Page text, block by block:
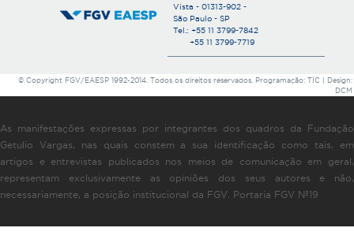
Vista - 01313-902 -
São Paulo - SP
Tel.: +55 11 3799-7842
+55 11 3799-7719
© Copyright FGV/EAESP 1992-2014. Todos os direitos reservados. Programação: TIC | Design:
DCM
As manifestações expressas por integrantes dos quadros da Fundação
Getulio Vargas, nas quais constem a sua identificação como tais, em
artigos e entrevistas publicados nos meios de comunicação em geral,
representam exclusivamente as opiniões dos seus autores e não,
necessariamente, a posição institucional da FGV. Portaria FGV Nº19